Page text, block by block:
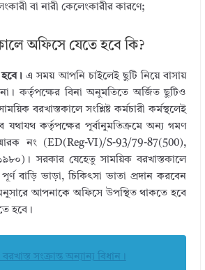
বা নারী কেলেংকারীর কারণে;
অফিসে যেতে হবে কি?
এ সময় আপনি চাইলেই ছুটি নিয়ে বাসায়
কর্তৃপক্ষের বিনা অনুমতিতে অর্জিত ছুটিও
বরখাস্তকালে সংশ্লিষ্ট কর্মচারী কর্মস্থলেই
যথাযথ কর্তৃপক্ষের পূর্বানুমতিক্রমে অন্য গমণ
নং (ED(Reg-VI)/S-93/79-87(500),
সরকার যেহেতু সাময়িক বরখাস্তকালে
বাড়ি ভাড়া, চিকিৎসা ভাতা প্রদান করবেন
অনুসারে আপনাকে অফিসে উপস্থিত থাকতে হবে
হবে।
সংক্রান্ত অন্যান্য বিধান।